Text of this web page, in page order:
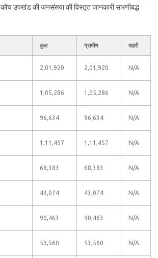
उपखंड की जनसंख्या की विस्तृत जानकारी सारणीबद्ध
कुल ग्रामीण शहरी
2,01,920 2,01,920 N/A
1,05,286 1,05,286 N/A
96,634 96,634 N/A
1,11,457 1,11,457 N/A
68,383 68,383 N/A
43,074 43,074 N/A
90,463 90,463 N/A
53,560 53,560 N/A